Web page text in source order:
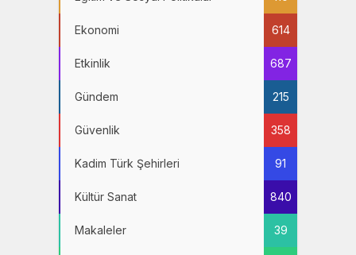
Ekonomi 614
Etkinlik 687
Gündem 215
Güvenlik 358
Kadim Türk Şehirleri 91
Kültür Sanat 840
Makaleler 39